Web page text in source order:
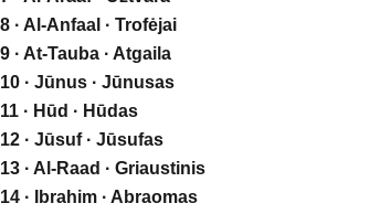
8 · Al-Anfaal · Trofėjai
9 · At-Tauba · Atgaila
10 · Jūnus · Jūnusas
11 · Hūd · Hūdas
12 · Jūsuf · Jūsufas
13 · Al-Raad · Griaustinis
14 · Ibrahim · Abraomas